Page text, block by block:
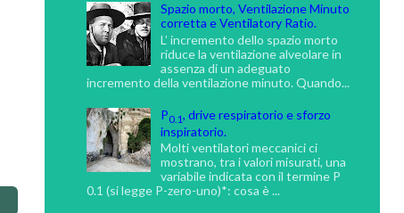
Spazio morto, Ventilazione Minuto
corretta e Ventilatory Ratio.
L’ incremento dello spazio morto
riduce la ventilazione alveolare in
assenza di un adeguato
incremento della ventilazione minuto. Quando...
P0.1, drive respiratorio e sforzo
inspiratorio.
Molti ventilatori meccanici ci
mostrano, tra i valori misurati, una
variabile indicata con il termine P
0.1 (si legge P-zero-uno)*: cosa è ...